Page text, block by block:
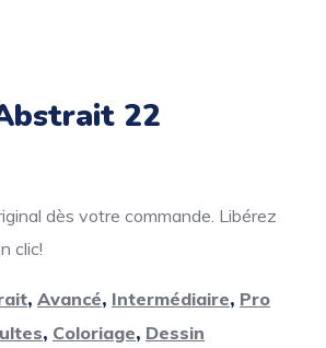
22
dès votre commande. Libérez
clic!
, Avancé, Intermédiaire, Pro
, Coloriage, Dessin